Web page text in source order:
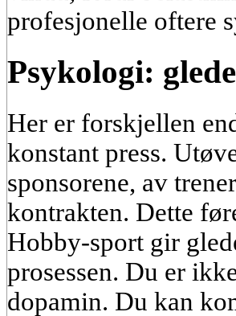
profesjonelle oftere
Psykologi:
Her er forskjellen
konstant press.
sponsorene, av
kontrakten. Dette
Hobby-sport gir
prosessen. Du er
dopamin. Du kan